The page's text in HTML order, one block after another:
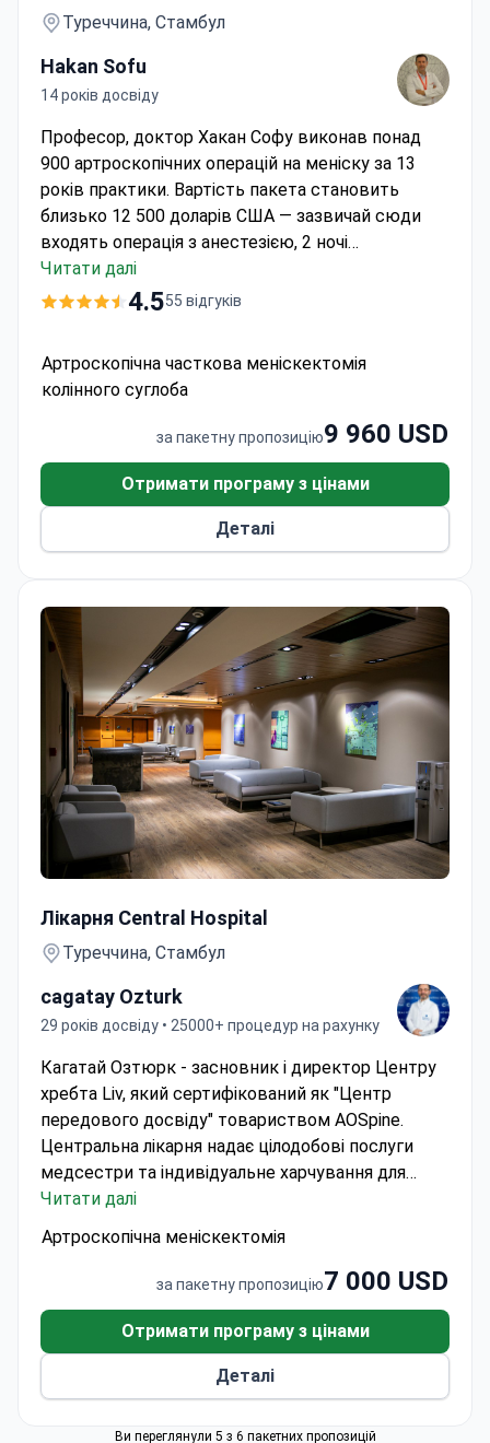
Туреччина, Стамбул
Hakan Sofu
14 років досвіду
Професор, доктор Хакан Софу виконав понад
900 артроскопічних операцій на меніску за 13
років практики. Вартість пакета становить
близько 12 500 доларів США — зазвичай сюди
входять операція з анестезією, 2 ночі
перебування в стаціонарі, передопераційні
обстеження та трансфер. Пацієнтам в
для стимуляції регенерації хряща. Клініка надає
послуги перекладача та має рейтинг 4,5/5 за
Читати далі
4.555 відгуків
Артроскопічна часткова меніскектомія
колінного суглоба
за пакетну пропозицію9 960 USD
Отримати програму з цінами
Деталі
Лікарня Central Hospital
Туреччина, Стамбул
cagatay Ozturk
29 років досвіду • 25000+ процедур на рахунку
Кагатай Озтюрк - засновник і директор Центру
хребта Liv, який сертифікований як "Центр
передового досвіду" товариством AOSpine.
Центральна лікарня надає цілодобові послуги
медсестри та індивідуальне харчування для
пацієнтів, які перенесли артроскопічну
меніскектомію.
У вартість включено:
триразове харчування, приготоване дієтологом,
цілодобові послуги медсестри, госпіталізація,
Інформація про проживання:1 день
перебування в індивідуальній палаті включено у
вартість; проживання в готелі не включено у
Читати далі
Артроскопічна меніскектомія
за пакетну пропозицію7 000 USD
Отримати програму з цінами
Деталі
Ви переглянули 5 з 6 пакетних пропозицій